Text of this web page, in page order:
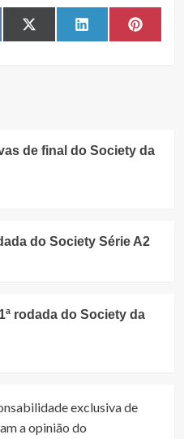
Share
on
X
(Twitter)
Share
on
LinkedIn Share
on
de final do Society da
do Society Série A2
rodada do Society da
exclusiva de
a opinião do